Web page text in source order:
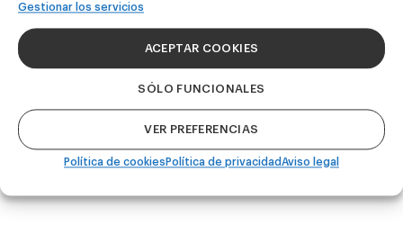
Gestionar los servicios
ACEPTAR COOKIES
SÓLO FUNCIONALES
VER PREFERENCIAS
Política de cookies Política de privacidadAviso legal
mostraron lo mejor
de su catálogo en
un gran evento en
Madrid